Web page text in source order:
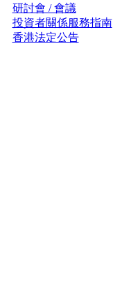
研討會 / 會議
投資者關係服務指南
香港法定公告